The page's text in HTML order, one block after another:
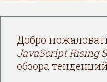
Добро
JavaScript Rising
обзора